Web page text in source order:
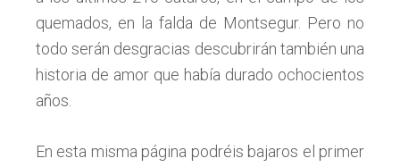
quemados, en la falda de Montsegur. Pero no
todo serán desgracias descubrirán también una
historia de amor que había durado ochocientos
años.
En esta misma página podréis bajaros el primer